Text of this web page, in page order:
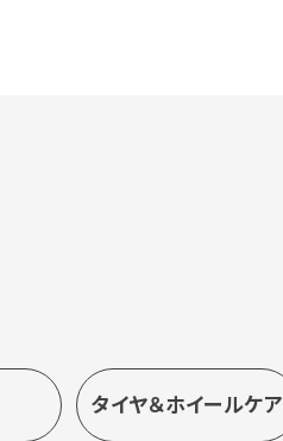
タイヤ＆ホイールケア